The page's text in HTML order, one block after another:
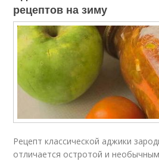
рецептов на зиму
Рецепт классической аджики
отличается остротой и